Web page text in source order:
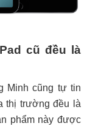
cũ đều là
Minh cũng tự tin
thị trường đều là
phẩm này được